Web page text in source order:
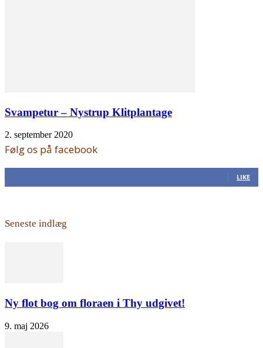
Svampetur – Nystrup Klitplantage
2. september 2020
Følg os på facebook
LIKE
Seneste indlæg
Ny flot bog om floraen i Thy udgivet!
9. maj 2026